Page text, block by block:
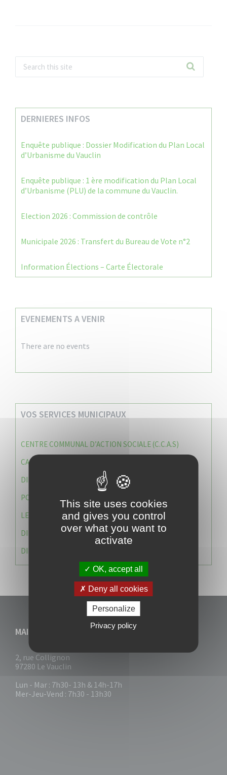
DERNIERES INFOS
Enquête publique : Dossier Modification du Plan Local
d’Urbanisme du Vauclin
Enquête publique : 1 ère modification du Plan Local
d’Urbanisme (PLU) de la commune du Vauclin.
Election 2026 : Commission de contrôle
Municipale 2026 : Transfert du Bureau de Vote n°2
Information Élections – Carte Électorale
EVENEMENTS A VENIR
There are no events
VOS SERVICES MUNICIPAUX
CENTRE COMMUNAL D’ACTION SOCIALE (C.C.A.S)
CAISSE DES ÉCOLES
DIRECTION DES SERVICES TECHNIQUES
POLICE MUNICIPALE
LE CABINET DU MAIRE
DIRECTION DES RESSOURCES ET MOYENS
DIRECTION DU DEVELLOPPEMENT URBAIN DURABL
MAIRIE DU VAUCLIN
2, rue Collignon
97280 Le Vauclin
Lun - Mar : 7h30- 13h & 14h-17h
Mer-Jeu-Vend : 7h30 - 13h30
This site uses cookies
and gives you control
over what you want to
activate
OK, accept all
Deny all cookies
Personalize
Privacy policy